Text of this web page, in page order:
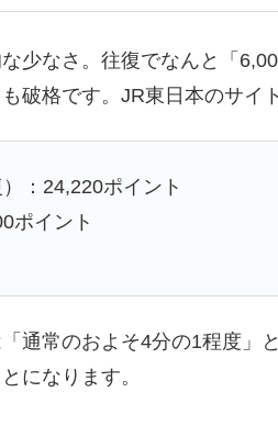
少なさ。往復でなんと「
破格です。JR東日本のサイ
：24,220ポイント
ポイント
通常のおよそ4分の1程度」
になります。